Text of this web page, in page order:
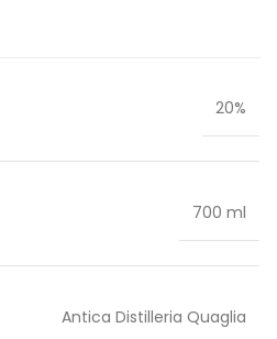
20%
700 ml
Antica Distilleria Quaglia